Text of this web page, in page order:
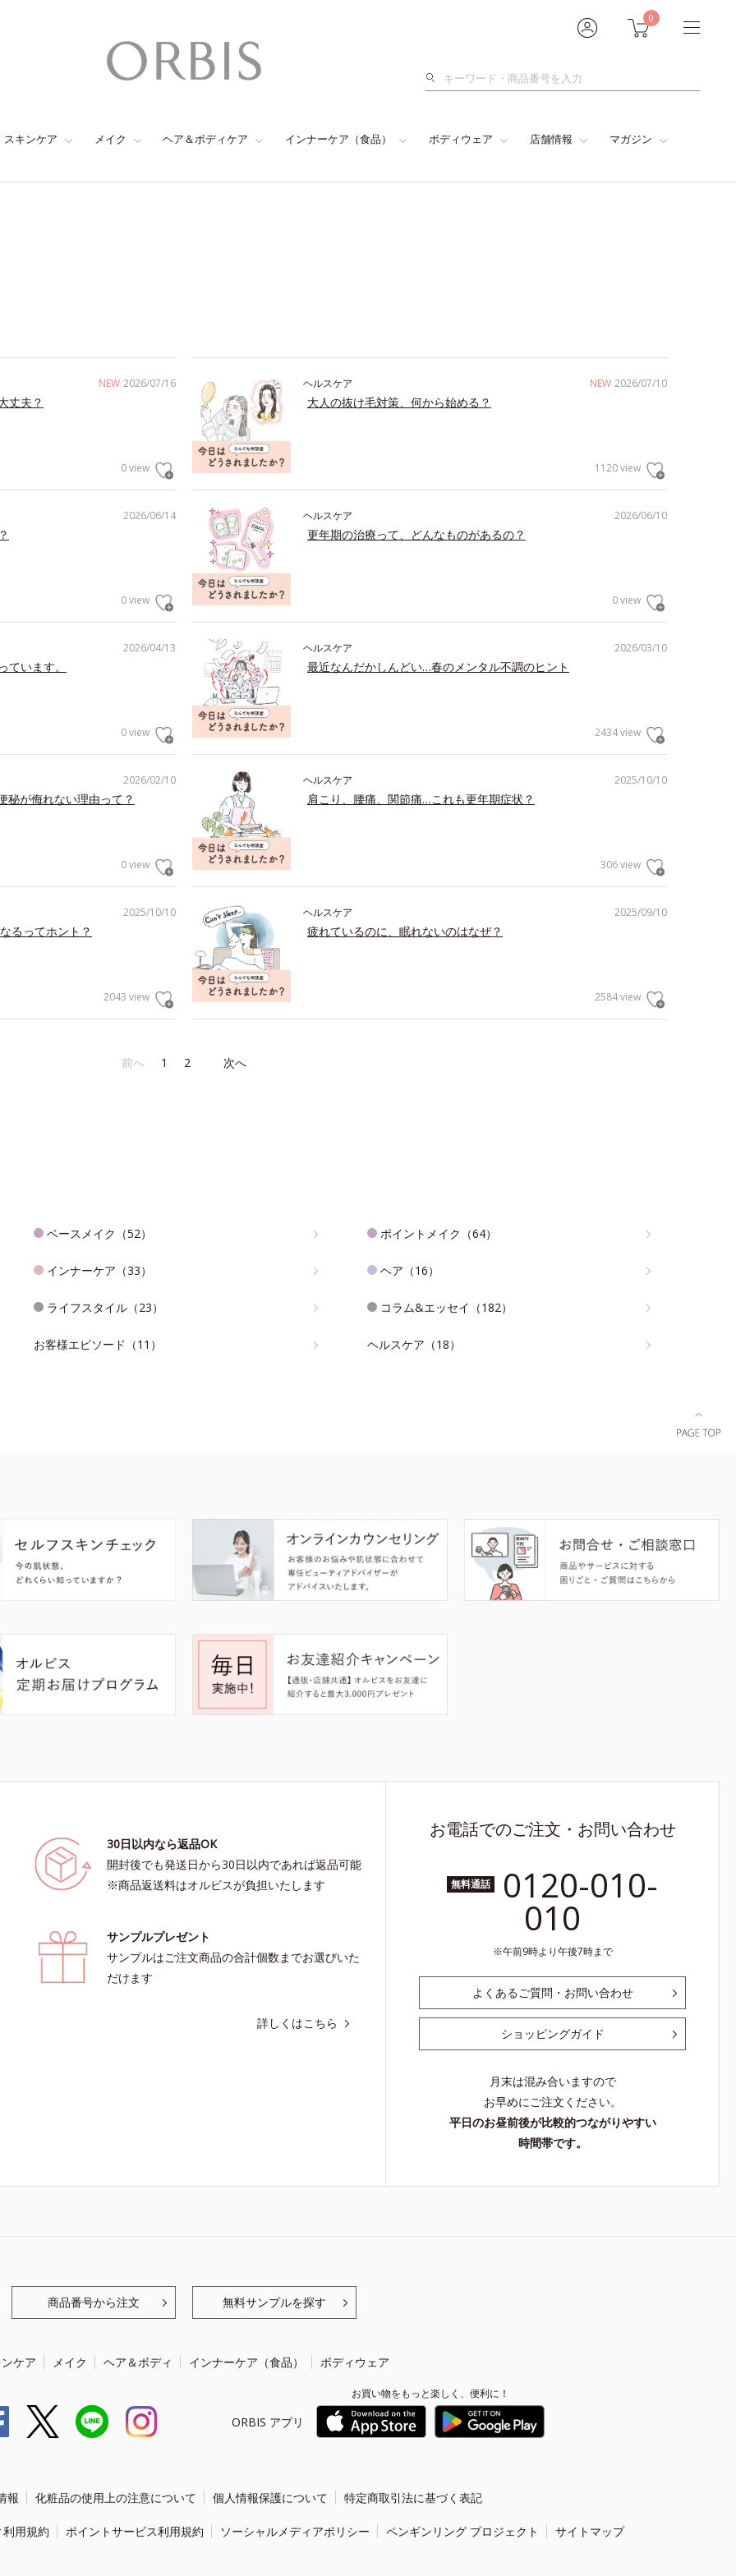
0
検
スキンケア メイク ヘア＆ボディケア インナーケア（食品） ボディウェア 店舗情報 マガジン
NEW 2026/07/16
丈夫？
0 view
NEW 2026/07/10
ヘルスケア
大人の抜け毛対策、何から始める？
1120 view
2026/06/14
0 view
2026/06/10
ヘルスケア
更年期の治療って、どんなものがあるの？
0 view
2026/04/13
います。
0 view
2026/03/10
ヘルスケア
最近なんだかしんどい…春のメンタル不調のヒント
2434 view
2026/02/10
秘が侮れない理由って？
0 view
2025/10/10
ヘルスケア
肩こり、腰痛、関節痛…これも更年期症状？
306 view
2025/10/10
るってホント？
2043 view
2025/09/10
ヘルスケア
疲れているのに、眠れないのはなぜ？
2584 view
前へ 1 2 次へ
ベースメイク（52） ポイントメイク（64）
インナーケア（33） ヘア（16）
ライフスタイル（23） コラム&エッセイ（182）
お客様エピソード（11） ヘルスケア（18）
30日以内なら返品OK
開封後でも発送日から30日以内であれば返品可能
※商品返送料はオルビスが負担いたします
サンプルプレゼント
サンプルはご注文商品の合計個数までお選びいた
だけます
詳しくはこちら
お電話でのご注文・お問い合わせ
無料通話 0120-010-
010
午前9時より午後7時まで
よくあるご質問・お問い合わせ
ショッピングガイド
月末は混み合いますので
お早めにご注文ください。
平日のお昼前後が比較的つながりやすい
時間帯です。
商品番号から注文 無料サンプルを探す
ケア メイク ヘア＆ボディ インナーケア（食品） ボディウェア
ORBIS アプリ
お買い物をもっと楽しく、便利に！
報 化粧品の使用上の注意について 個人情報保護について 特定商取引法に基づく表記
用規約 ポイントサービス利用規約 ソーシャルメディアポリシー ペンギンリング プロジェクト サイトマップ